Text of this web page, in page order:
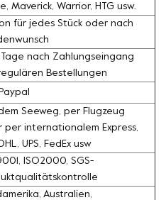
Maverick, Warrior, HTG usw.
für jedes Stück oder nach
Tage nach Zahlungseingang
Bestellungen
Seeweg, per Flugzeug
per internationalem Express,
UPS, FedEx usw
ISO2000, SGS-
Australien,